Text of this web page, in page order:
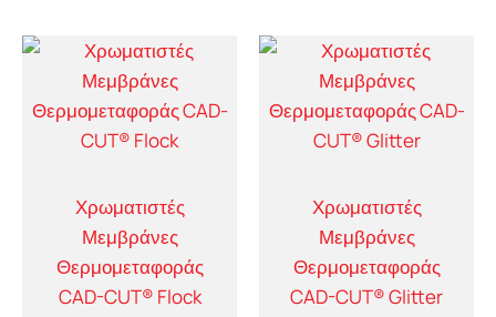
Χρωματιστές
Μεμβράνες
Θερμομεταφοράς
CAD-CUT® Flock
Χρωματιστές
Μεμβράνες
Θερμομεταφοράς
CAD-CUT® Glitter